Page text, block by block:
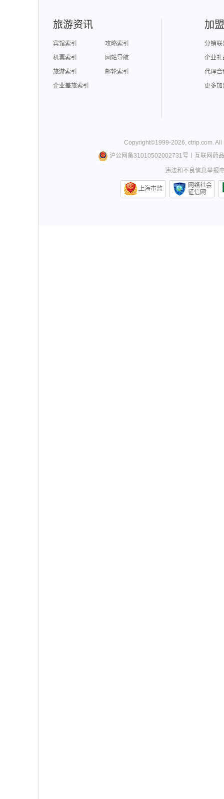
旅游资讯
宾馆索引
攻略索引
机票索引
网站导航
旅游索引
邮轮索引
企业差旅索引
加
分销联
企业礼
代理合
更多
Copyright©1999-2026,ctrip.com.
沪公网备31010502002731号
互联网药
违法和不良信息举报
上海市监
网络社会
征信网